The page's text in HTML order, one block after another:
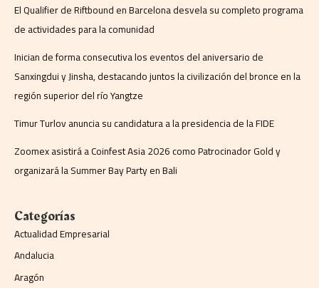
El Qualifier de Riftbound en Barcelona desvela su completo programa
de actividades para la comunidad
Inician de forma consecutiva los eventos del aniversario de
Sanxingdui y Jinsha, destacando juntos la civilización del bronce en la
región superior del río Yangtze
Timur Turlov anuncia su candidatura a la presidencia de la FIDE
Zoomex asistirá a Coinfest Asia 2026 como Patrocinador Gold y
organizará la Summer Bay Party en Bali
Categorías
Actualidad Empresarial
Andalucia
Aragón